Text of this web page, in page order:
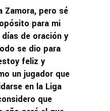
Zamora, pero sé
para mi
de oración y
se dio para
feliz y
un jugador que
en la Liga
que